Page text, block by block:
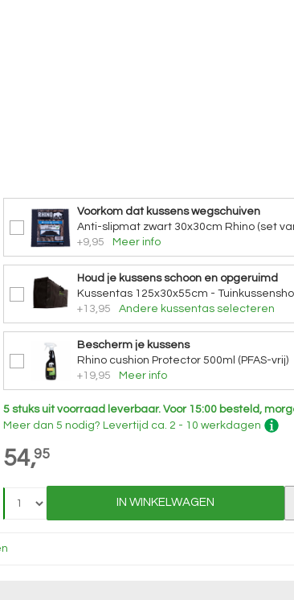
Voorkom dat kussens wegschuiven
Anti-slipmat zwart 30x30cm Rhino (set
+9,95
Meer info
Houd je kussens schoon en opgeruimd
Kussentas 125x30x55cm -
+13,95
Andere kussentas selecteren
Bescherm je kussens
Rhino cushion Protector 500ml (PFAS-vrij)
+19,95
Meer info
5 stuks uit voorraad leverbaar. Voor 15:00 besteld,
Meer dan 5 nodig? Levertijd ca. 2 - 10 werkdagen
54,95
IN WINKELWAGEN